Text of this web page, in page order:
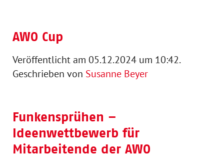
AWO Cup
Veröffentlicht am 05.12.2024 um 10:42.
Geschrieben von Susanne Beyer
Funkensprühen –
Ideenwettbewerb für
Mitarbeitende der AWO